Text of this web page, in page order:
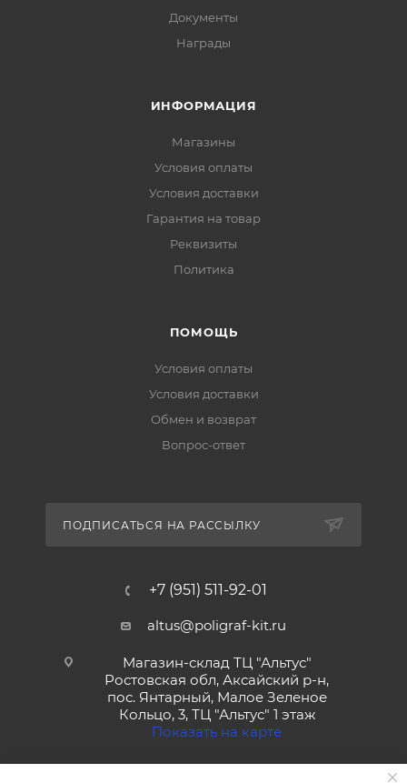
Документы
Награды
ИНФОРМАЦИЯ
Магазины
Условия оплаты
Условия доставки
Гарантия на товар
Реквизиты
Политика
ПОМОЩЬ
Условия оплаты
Условия доставки
Обмен и возврат
Вопрос-ответ
ПОДПИСАТЬСЯ НА РАССЫЛКУ
+7 (951) 511-92-01
altus@poligraf-kit.ru
Магазин-склад ТЦ "Альтус"
Ростовская обл, Аксайский р-н,
пос. Янтарный, Малое Зеленое
Кольцо, 3, ТЦ "Альтус" 1 этаж
Показать на карте